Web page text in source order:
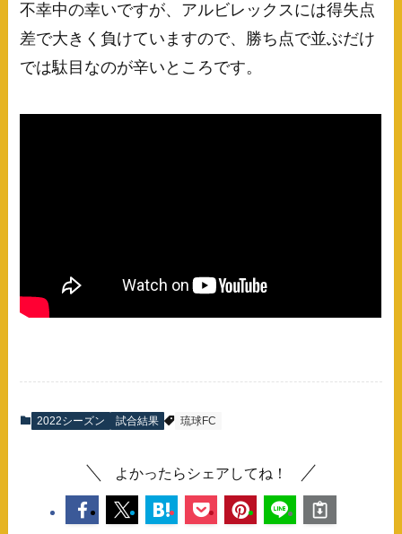
不幸中の幸いですが、アルビレックスには得失点
差で大きく負けていますので、勝ち点で並ぶだけ
では駄目なのが辛いところです。
2022シーズン 試合結果 琉球FC
よかったらシェアしてね！